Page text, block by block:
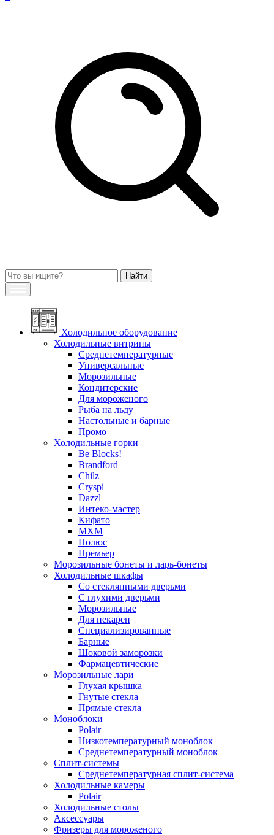
Холодильное оборудование
Холодильные витрины
Среднетемпературные
Универсальные
Морозильные
Кондитерские
Для мороженого
Рыба на льду
Настольные и барные
Промо
Холодильные горки
Be Blocks!
Brandford
Chilz
Cryspi
Dazzl
Интеко-мастер
Кифато
МХМ
Полюс
Премьер
Морозильные бонеты и ларь-бонеты
Холодильные шкафы
Со стеклянными дверьми
С глухими дверьми
Морозильные
Для пекарен
Специализированные
Барные
Шоковой заморозки
Фармацевтические
Морозильные лари
Глухая крышка
Гнутые стекла
Прямые стекла
Моноблоки
Polair
Низкотемпературный моноблок
Среднетемпературный моноблок
Сплит-системы
Среднетемпературная сплит-система
Холодильные камеры
Polair
Холодильные столы
Аксессуары
Фризеры для мороженого